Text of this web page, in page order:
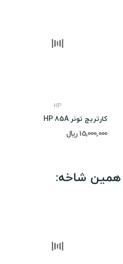
HP
کارتریج تونر HP 85A
15,000,000 ریال